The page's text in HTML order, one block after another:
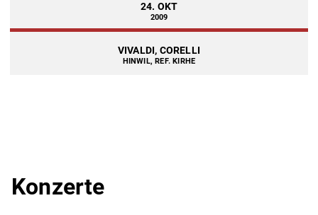
24. OKT
2009
VIVALDI, CORELLI
HINWIL, REF. KIRHE
Konzerte